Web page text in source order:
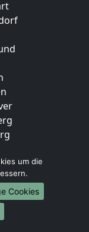
um die
Cookies